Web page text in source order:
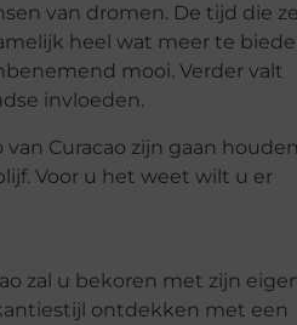
van dromen. De tijd die
heel wat meer te
mooi. Verder valt
invloeden.
Curacao zijn gaan
Voor u het weet wilt u er
zal u bekoren met zijn
ontdekken met een